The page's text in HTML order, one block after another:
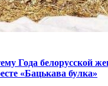
Года белорусской
«Бацькава булка»